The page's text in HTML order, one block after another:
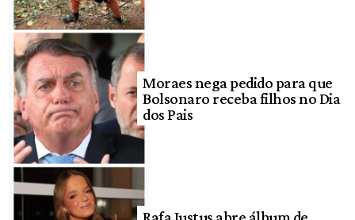
Moraes nega pedido para que
Bolsonaro receba filhos no Dia
dos Pais